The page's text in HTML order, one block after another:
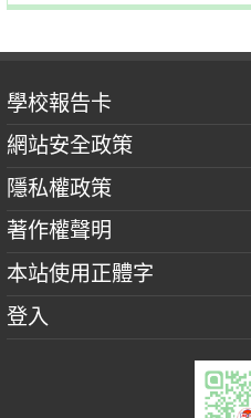
學校報告卡
網站安全政策
隱私權政策
著作權聲明
本站使用正體字
登入